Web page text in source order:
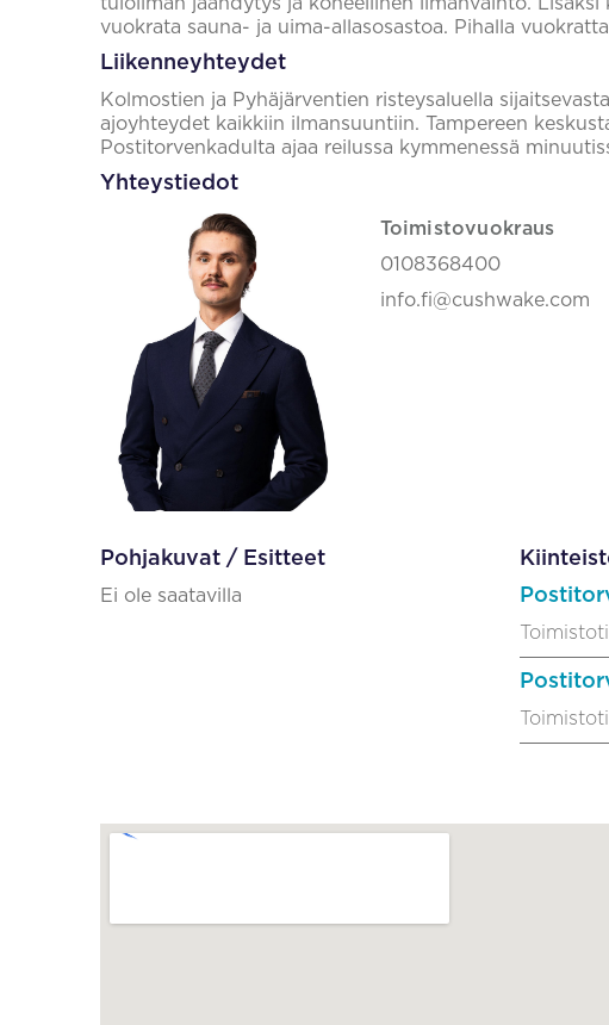
vuokrata sauna- ja uima-allasosastoa. Pihalla
Liikenneyhteydet
Kolmostien ja Pyhäjärventien risteysaluella
ajoyhteydet kaikkiin ilmansuuntiin. Tampereen
Postitorvenkadulta ajaa reilussa kymmenessä
Yhteystiedot
Toimistovuokraus
0108368400
info.fi@cushwake.com
Pohjakuvat / Esitteet
Ei ole saatavilla